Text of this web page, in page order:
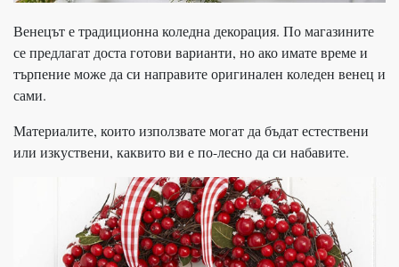
Венецът е традиционна коледна декорация. По магазините
се предлагат доста готови варианти, но ако имате време и
търпение може да си направите оригинален коледен венец и
сами.
Материалите, които използвате могат да бъдат естествени
или изкуствени, каквито ви е по-лесно да си набавите.